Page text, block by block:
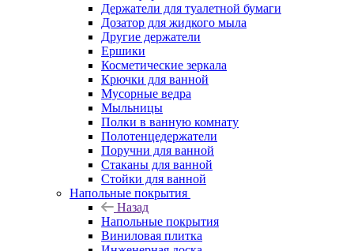
Держатели для туалетной бумаги
Дозатор для жидкого мыла
Другие держатели
Ершики
Косметические зеркала
Крючки для ванной
Мусорные ведра
Мыльницы
Полки в ванную комнату
Полотенцедержатели
Поручни для ванной
Стаканы для ванной
Стойки для ванной
Напольные покрытия
Назад
Напольные покрытия
Виниловая плитка